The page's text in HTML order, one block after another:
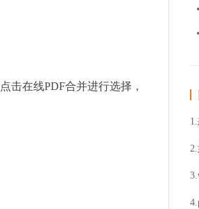
在线PDF合并进行选择，